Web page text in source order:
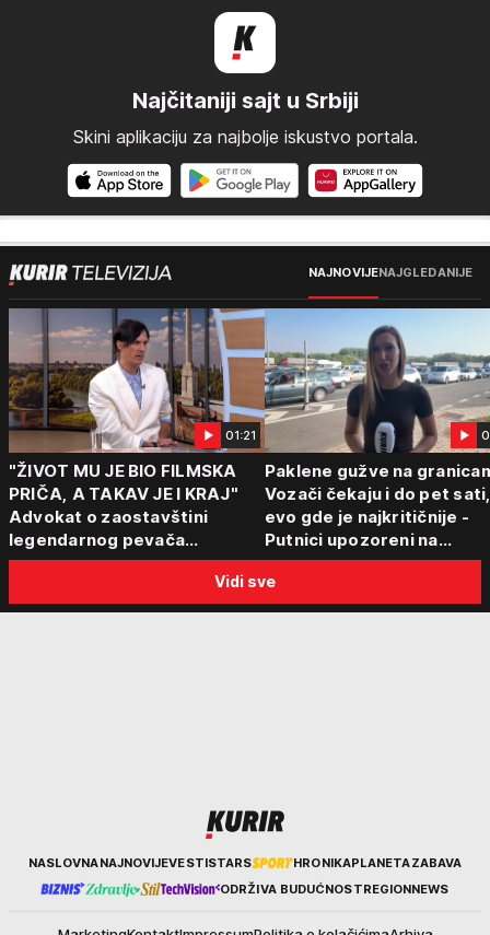
Najčitaniji sajt u Srbiji
Skini aplikaciju za najbolje iskustvo portala.
NAJNOVIJENAJGLEDANIJE
01:21
"ŽIVOT MU JE BIO FILMSKA
PRIČA, A TAKAV JE I KRAJ"
Advokat o zaostavštini
legendarnog pevača
Predraga Živkovića Tozovca:
"Isključenje iz testamenta je
moguće"
Paklene gužve na
Vozači čekaju i do pet
evo gde je najkritičnije -
Putnici upozoreni na
alternativne prelaze
Vidi sve
KurirNASLOVNANAJNOVIJEVESTISTARS HRONIKAPLANETAZABAVA
ODRŽIVA BUDUĆNOSTREGIONNEWS